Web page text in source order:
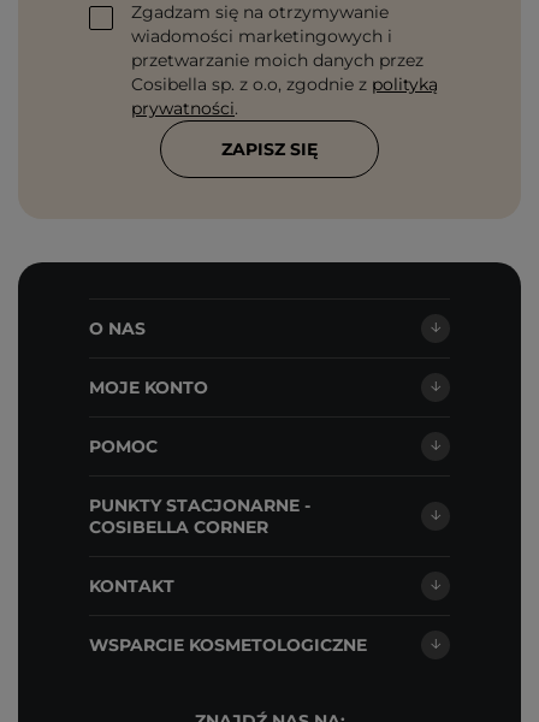
Zgadzam się na otrzymywanie
wiadomości marketingowych i
przetwarzanie moich danych przez
Cosibella sp. z o.o, zgodnie z polityką
prywatności.
ZAPISZ SIĘ
O NAS
MOJE KONTO
POMOC
PUNKTY STACJONARNE -
COSIBELLA CORNER
KONTAKT
WSPARCIE KOSMETOLOGICZNE